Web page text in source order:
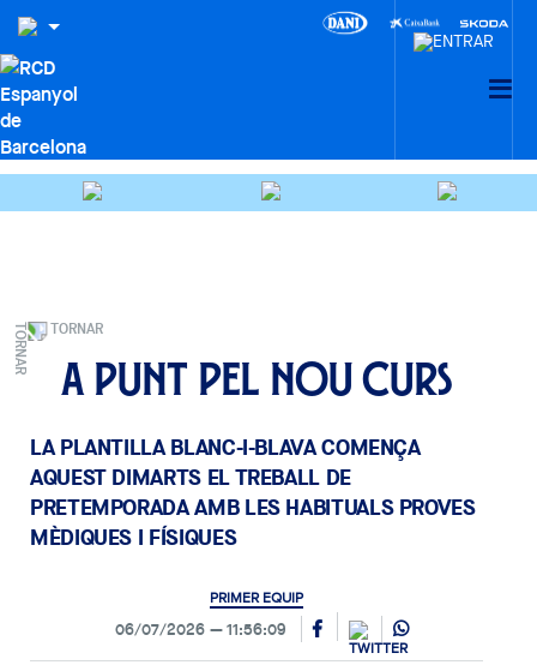
TORNAR
A punt pel nou curs
LA PLANTILLA BLANC-I-BLAVA COMENÇA
AQUEST DIMARTS EL TREBALL DE
PRETEMPORADA AMB LES HABITUALS PROVES
MÈDIQUES I FÍSIQUES
PRIMER EQUIP
06/07/2026 11:56:09